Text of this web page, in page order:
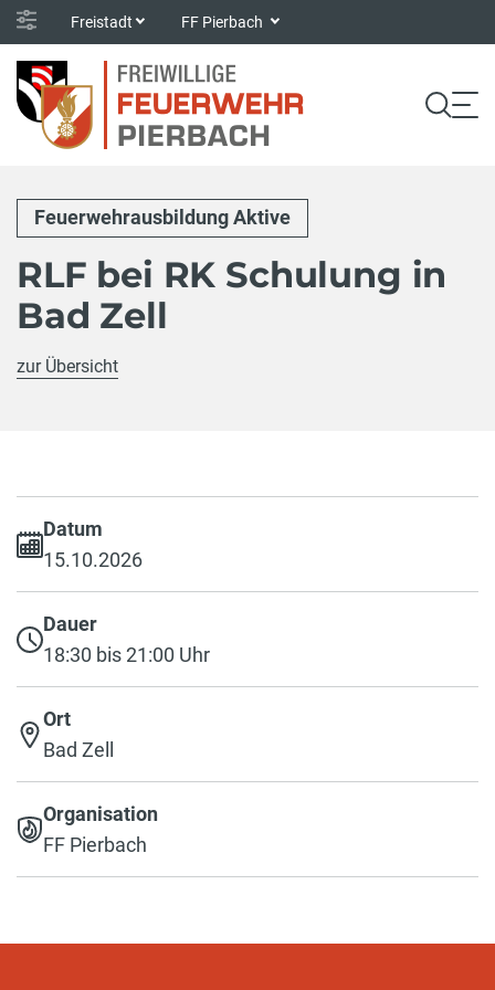
Freistadt FF Pierbach
Feuerwehrausbildung Aktive
RLF bei RK Schulung in
Bad Zell
zur Übersicht
Datum
15.10.2026
Dauer
18:30 bis 21:00 Uhr
Ort
Bad Zell
Organisation
FF Pierbach